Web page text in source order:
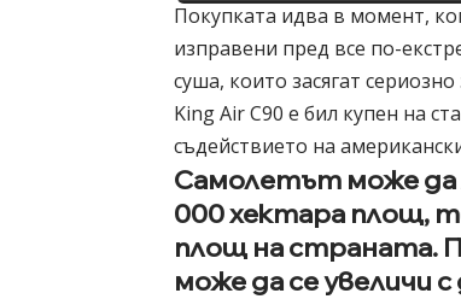
Покупката идва в момент,
изправени пред все по-
суша, които засягат
King Air C90 е бил купен на
съдействието на
Самолетът може да
000 хектара площ,
площ на страната.
може да се увеличи с